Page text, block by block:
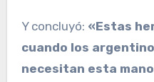
Y concluyó: «Estas
cuando los
necesitan esta